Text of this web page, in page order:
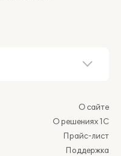
О сайте
О решениях 1С
Прайс-лист
Поддержка